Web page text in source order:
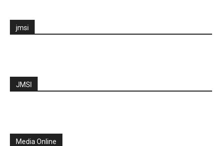
jmsi
JMSI
Media Online